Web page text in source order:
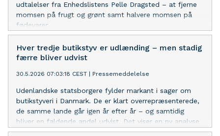
udtalelser fra Enhedslistens Pelle Dragsted – at fjerne
momsen på frugt og grønt samt halvere momsen på
fødevarer.
Hver tredje butikstyv er udlænding – men stadig
færre bliver udvist
30.5.2026 07:03:18 CEST Pressemeddelelse
Udenlandske statsborgere fylder markant i sager om
butikstyveri i Danmark. De er klart overrepræsenterede,
de samme lande går igen år efter år – og samtidig
bliver en faldende andel udvist. Det viser en ny analyse
fra De Samvirkende Købmænd.